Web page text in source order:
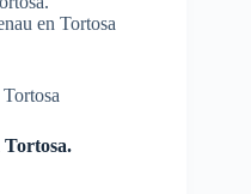
en Tortosa
Tortosa.